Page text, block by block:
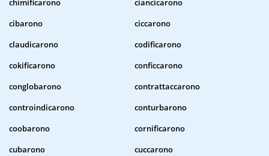
chimificarono
ciancicarono
cibarono
ciccarono
claudicarono
codificarono
cokificarono
conficcarono
conglobarono
contrattaccarono
controindicarono
conturbarono
coobarono
cornificarono
cubarono
cuccarono